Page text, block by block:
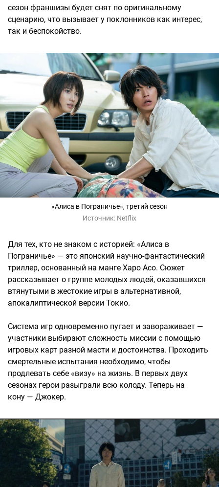
сезон франшизы будет снят по оригинальному
сценарию, что вызывает у поклонников как интерес,
так и беспокойство.
«Алиса в Пограничье», третий сезон
Источник: Netflix
Для тех, кто не знаком с историей: «Алиса в
Пограничье» — это японский научно-фантастический
триллер, основанный на манге Харо Асо. Сюжет
рассказывает о группе молодых людей, оказавшихся
втянутыми в жестокие игры в альтернативной,
апокалиптической версии Токио.
Система игр одновременно пугает и завораживает —
участники выбирают сложность миссии с помощью
игровых карт разной масти и достоинства. Проходить
смертельные испытания необходимо, чтобы
продлевать себе «визу» на жизнь. В первых двух
сезонах герои разыграли всю колоду. Теперь на
кону — Джокер.